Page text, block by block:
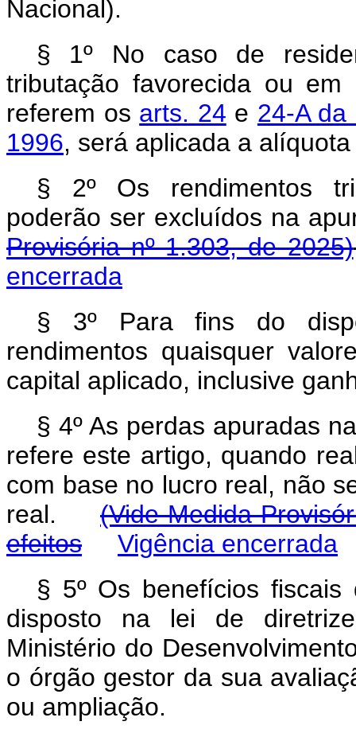
Nacional).
§ 1º No caso de
tributação favorecida ou
referem os arts. 24 e 24-A
1996, será aplicada a
§ 2º Os rendimentos
poderão ser excluídos na
Provisória nº 1.303, de 2025)
encerrada
§ 3º Para fins do
rendimentos quaisquer
capital aplicado, inclusive
§ 4º As perdas apuradas
refere este artigo, quando
com base no lucro real, não
real. (Vide Medida
efeitos
Vigência encerrada
§ 5º Os benefícios
disposto na lei de
Ministério do
o órgão gestor da sua
ou ampliação.